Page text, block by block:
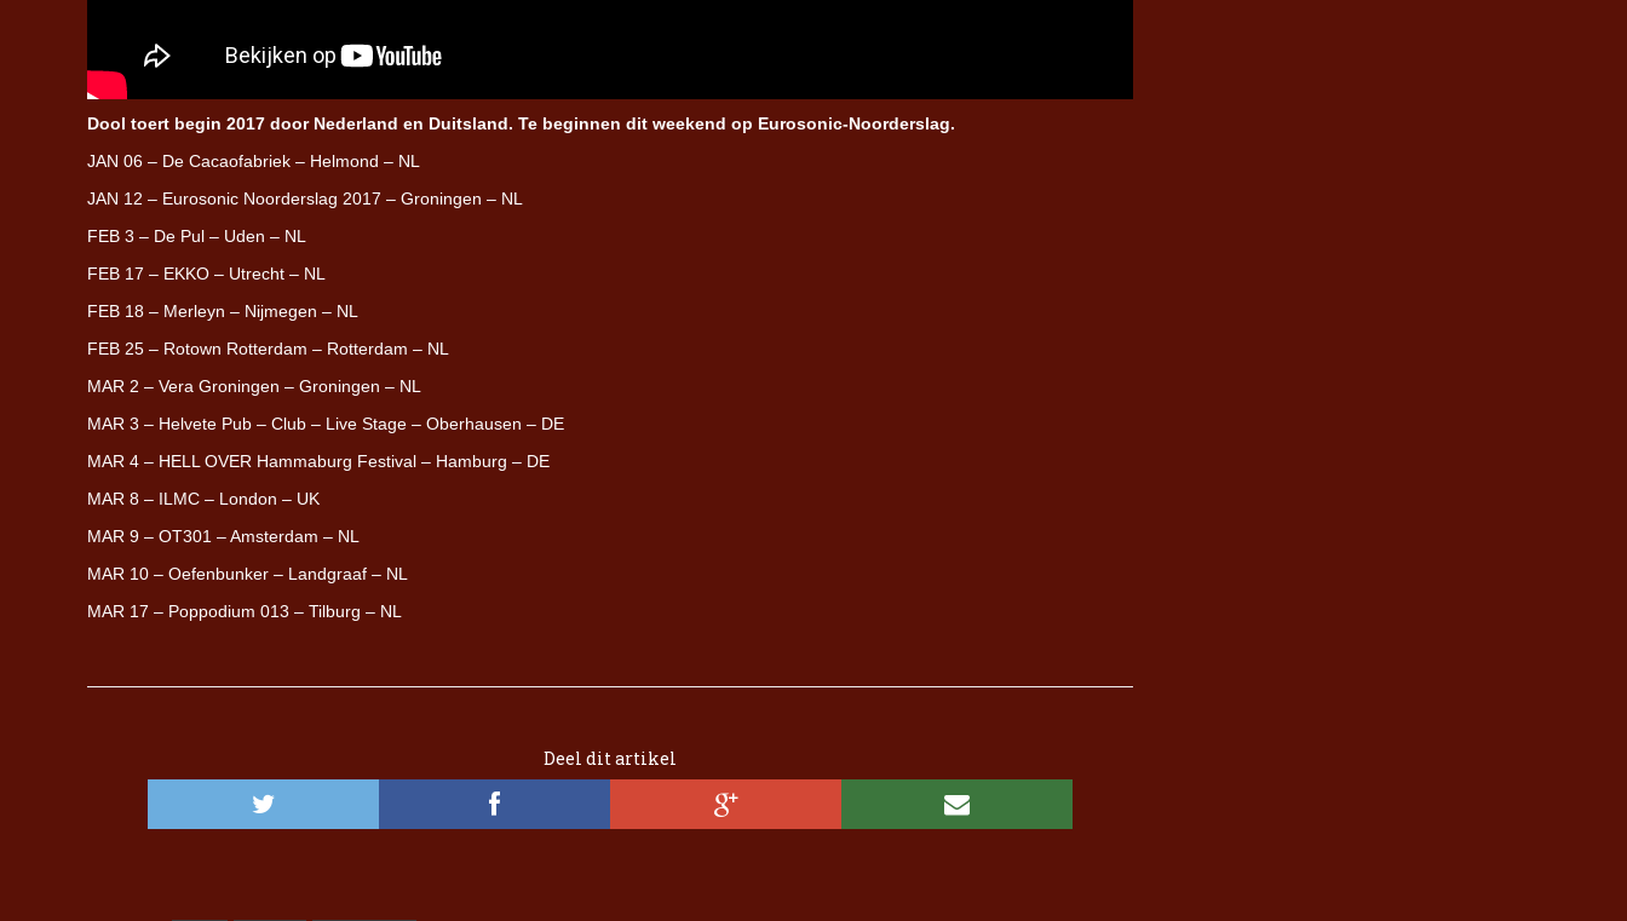
Dool toert begin 2017 door Nederland en Duitsland. Te beginnen dit weekend op Eurosonic-Noorderslag.
JAN 06 – De Cacaofabriek – Helmond – NL
JAN 12 – Eurosonic Noorderslag 2017 – Groningen – NL
FEB 3 – De Pul – Uden – NL
FEB 17 – EKKO – Utrecht – NL
FEB 18 – Merleyn – Nijmegen – NL
FEB 25 – Rotown Rotterdam – Rotterdam – NL
MAR 2 – Vera Groningen – Groningen – NL
MAR 3 – Helvete Pub – Club – Live Stage – Oberhausen – DE
MAR 4 – HELL OVER Hammaburg Festival – Hamburg – DE
MAR 8 – ILMC – London – UK
MAR 9 – OT301 – Amsterdam – NL
MAR 10 – Oefenbunker – Landgraaf – NL
MAR 17 – Poppodium 013 – Tilburg – NL
Deel dit artikel